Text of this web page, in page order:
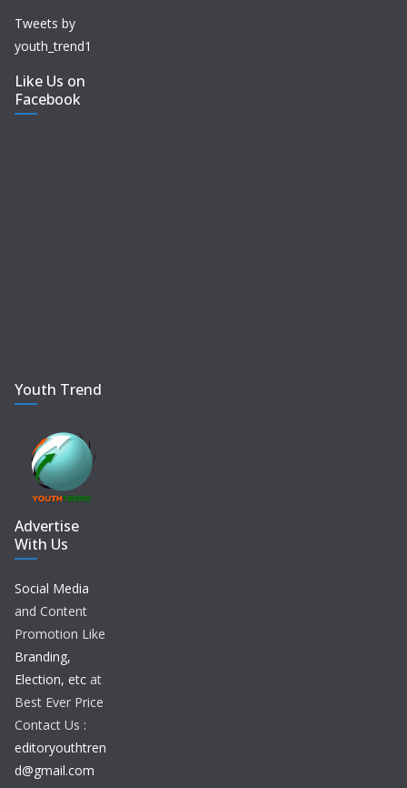
Tweets by
youth_trend1
Like Us on
Facebook
Youth Trend
Advertise
With Us
Social Media
and Content
Promotion Like
Branding,
Election, etc at
Best Ever Price
Contact Us :
editoryouthtren
d@gmail.com